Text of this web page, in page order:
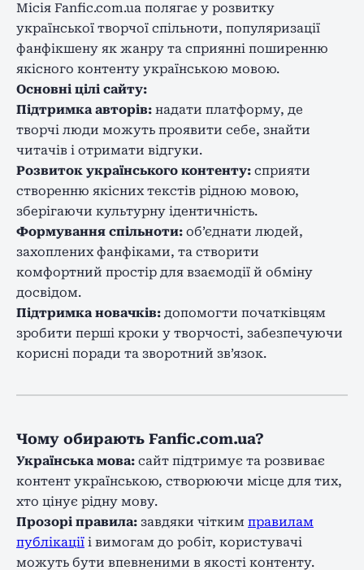
Місія Fanfic.com.ua полягає у розвитку
української творчої спільноти, популяризації
фанфікшену як жанру та сприянні поширенню
якісного контенту українською мовою.
Основні цілі сайту:
Підтримка авторів: надати платформу, де
творчі люди можуть проявити себе, знайти
читачів і отримати відгуки.
Розвиток українського контенту: сприяти
створенню якісних текстів рідною мовою,
зберігаючи культурну ідентичність.
Формування спільноти: об’єднати людей,
захоплених фанфіками, та створити
комфортний простір для взаємодії й обміну
досвідом.
Підтримка новачків: допомогти початківцям
зробити перші кроки у творчості, забезпечуючи
корисні поради та зворотний зв’язок.
Чому обирають Fanfic.com.ua?
Українська мова: сайт підтримує та розвиває
контент українською, створюючи місце для тих,
хто цінує рідну мову.
Прозорі правила: завдяки чітким правилам
публікації і вимогам до робіт, користувачі
можуть бути впевненими в якості контенту.